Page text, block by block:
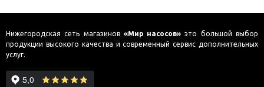
Нижегородская сеть магазинов «Мир насосов» это большой выбор
продукции высокого качества и современный сервис дополнительных
услуг.